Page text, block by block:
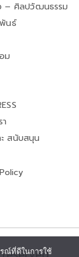
– ศิลปวัฒนธรรม
นธ์
ม
สนับสนุน
ณ์ที่ดีในการใช้